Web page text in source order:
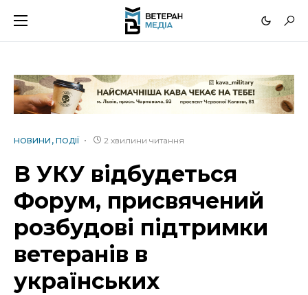
НОВИНИ ПОДІЇ 2 хвилини читання
В УКУ відбудеться
Форум, присвячений
розбудові підтримки
ветеранів в
українських